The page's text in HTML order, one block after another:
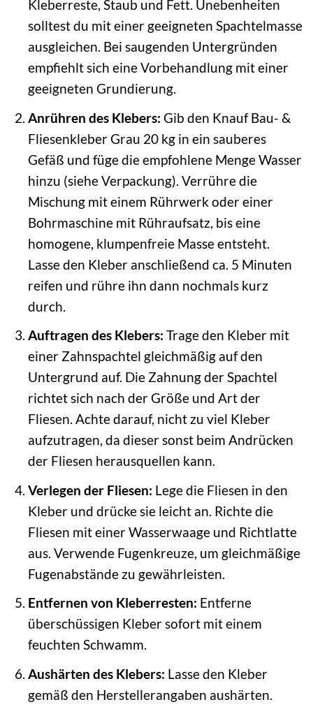
Kleberreste, Staub und Fett. Unebenheiten
solltest du mit einer geeigneten Spachtelmasse
ausgleichen. Bei saugenden Untergründen
empfiehlt sich eine Vorbehandlung mit einer
geeigneten Grundierung.
Anrühren des Klebers: Gib den Knauf Bau- &
Fliesenkleber Grau 20 kg in ein sauberes
Gefäß und füge die empfohlene Menge Wasser
hinzu (siehe Verpackung). Verrühre die
Mischung mit einem Rührwerk oder einer
Bohrmaschine mit Rühraufsatz, bis eine
homogene, klumpenfreie Masse entsteht.
Lasse den Kleber anschließend ca. 5 Minuten
reifen und rühre ihn dann nochmals kurz
durch.
Auftragen des Klebers: Trage den Kleber mit
einer Zahnspachtel gleichmäßig auf den
Untergrund auf. Die Zahnung der Spachtel
richtet sich nach der Größe und Art der
Fliesen. Achte darauf, nicht zu viel Kleber
aufzutragen, da dieser sonst beim Andrücken
der Fliesen herausquellen kann.
Verlegen der Fliesen: Lege die Fliesen in den
Kleber und drücke sie leicht an. Richte die
Fliesen mit einer Wasserwaage und Richtlatte
aus. Verwende Fugenkreuze, um gleichmäßige
Fugenabstände zu gewährleisten.
Entfernen von Kleberresten: Entferne
überschüssigen Kleber sofort mit einem
feuchten Schwamm.
Aushärten des Klebers: Lasse den Kleber
gemäß den Herstellerangaben aushärten.